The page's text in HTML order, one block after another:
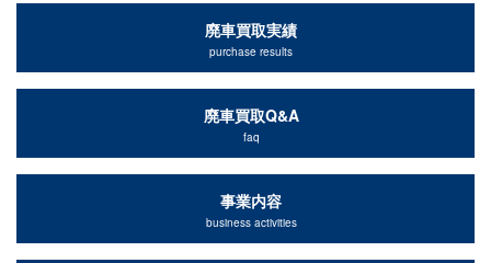
廃車買取実績
purchase results
廃車買取Q&A
faq
事業内容
business activities